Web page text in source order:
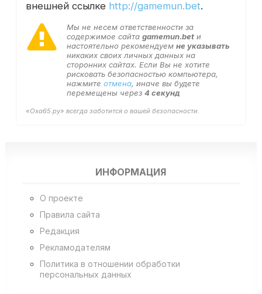
внешней ссылке http://gamemun.bet.
Мы не несем ответственности за
содержимое сайта gamemun.betи
настоятельно рекомендуем не указывать
никаких своих личных данных на
сторонних сайтах. Если Вы не хотите
рисковать безопасностью компьютера,
нажмите отмена, иначе вы будете
перемещены через 4 секунд
«Оха65.ру» всегда заботится о вашей безопасности.
ИНФОРМАЦИЯ
О проекте
Правила сайта
Редакция
Рекламодателям
Политика в отношении обработки
персональных данных